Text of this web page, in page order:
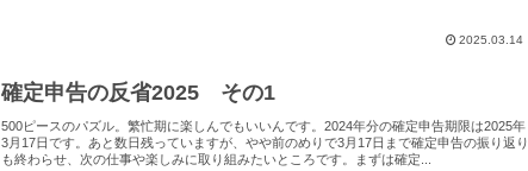
2025.03.14
確定申告の反省2025 その1
500ピースのパズル。繁忙期に楽しんでもいいんです。2024年分の確定申告期限は2025年
3月17日です。あと数日残っていますが、やや前のめりで3月17日まで確定申告の振り返り
も終わらせ、次の仕事や楽しみに取り組みたいところです。まずは確定...